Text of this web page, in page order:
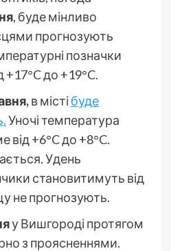
, буде мінливо
прогнозують
позначки
до +19°C.
в місті буде
Уночі температура
від +6°C до +8°C.
Удень
становитимуть від
не прогнозують.
у Вишгороді протягом
з проясненнями.